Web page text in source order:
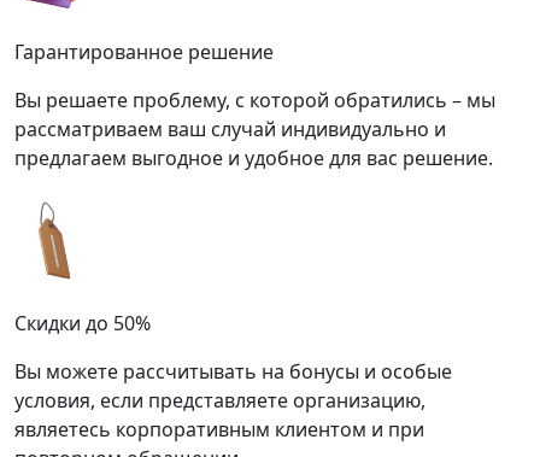
Гарантированное решение
Вы решаете проблему, с которой обратились – мы
рассматриваем ваш случай индивидуально и
предлагаем выгодное и удобное для вас решение.
Скидки до 50%
Вы можете рассчитывать на бонусы и особые
условия, если представляете организацию,
являетесь корпоративным клиентом и при